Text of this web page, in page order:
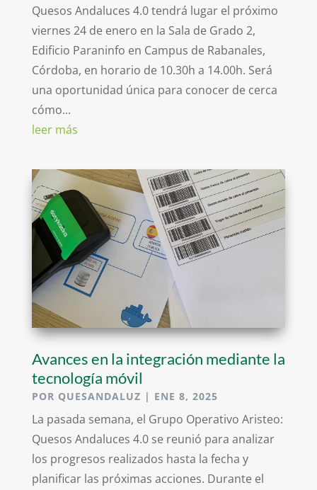
Quesos Andaluces 4.0 tendrá lugar el próximo
viernes 24 de enero en la Sala de Grado 2,
Edificio Paraninfo en Campus de Rabanales,
Córdoba, en horario de 10.30h a 14.00h. Será
una oportunidad única para conocer de cerca
cómo...
leer más
Avances en la integración mediante la
tecnología móvil
POR QUESANDALUZ | ENE 8, 2025
La pasada semana, el Grupo Operativo Aristeo:
Quesos Andaluces 4.0 se reunió para analizar
los progresos realizados hasta la fecha y
planificar las próximas acciones. Durante el